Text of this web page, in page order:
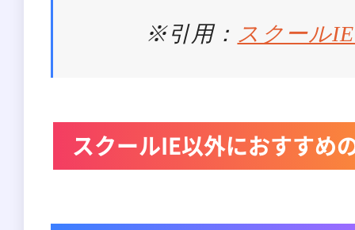
※引用： スクール
スクールIE以外におすすめ